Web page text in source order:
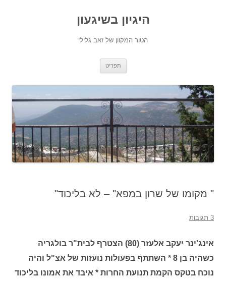
היגיון בשיגעון
הטור המקוון של זאב גלילי
תפריט
" מקומו של שרון במפא" – לא בליכוד"
3 תגובות
אינג'ינר יעקב אלעזר (80) הצטרף לבית"ר בולגריה
כשהיה בן 8 * השתתף בפעולות נועזות של אצ"ל והיה
נוכח בטקס הקמת תנועת החרות * איבד את אמונו בליכוד